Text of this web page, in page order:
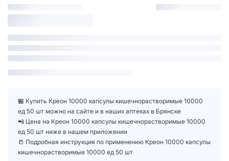
🏪 Купить Креон 10000 капсулы кишечнорастворимые 10000
ед 50 шт можно на сайте и в наших аптеках в Брянске
📲 Цена на Креон 10000 капсулы кишечнорастворимые 10000
ед 50 шт ниже в нашем приложении
📒 Подробная инструкция по применению Креон 10000 капсулы
кишечнорастворимые 10000 ед 50 шт